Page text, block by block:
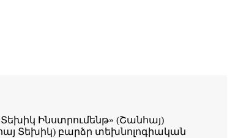
Ինստրումենթ» (Շանհայ)
Տեխիկ) բարձր տեխնոլոգիական